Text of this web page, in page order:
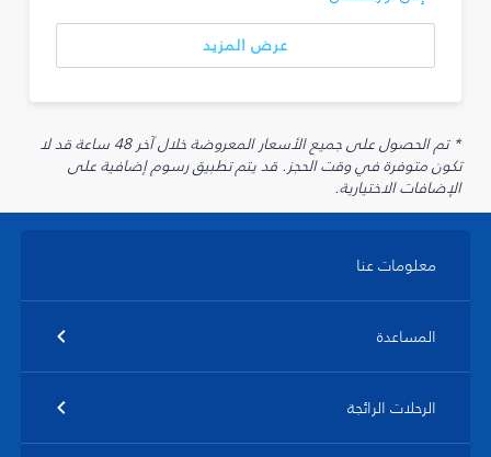
عرض المزيد
* تم الحصول على جميع الأسعار المعروضة خلال آخر 48 ساعة قد لا
تكون متوفرة في وقت الحجز. قد يتم تطبيق رسوم إضافية على
الإضافات الاختيارية.
معلومات عنا
المساعدة
الرحلات الرائجة